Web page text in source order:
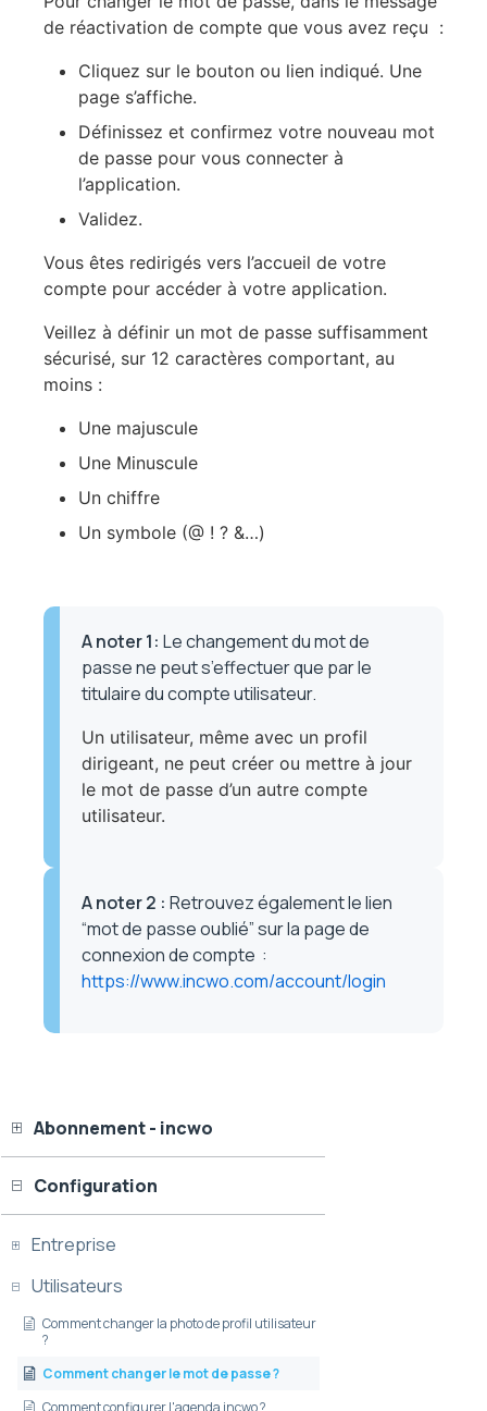
Abonnement - incwo
Configuration
Entreprise
Utilisateurs
Comment changer la photo de profil utilisateur
?
Comment changer le mot de passe ?
de réactivation de compte que vous avez reçu :
Cliquez sur le bouton ou lien indiqué. Une
page s’affiche.
Définissez et confirmez votre nouveau mot
de passe pour vous connecter à
l’application.
Validez.
Vous êtes redirigés vers l’accueil de votre
compte pour accéder à votre application.
Veillez à définir un mot de passe suffisamment
sécurisé, sur 12 caractères comportant, au
moins :
Une majuscule
Une Minuscule
Un chiffre
Un symbole (@ ! ? &…)
A noter 1: Le changement du mot de
passe ne peut s’effectuer que par le
titulaire du compte utilisateur.
Un utilisateur, même avec un profil
dirigeant, ne peut créer ou mettre à jour
le mot de passe d’un autre compte
utilisateur.
A noter 2 : Retrouvez également le lien
“mot de passe oublié” sur la page de
connexion de compte :
https://www.incwo.com/account/login